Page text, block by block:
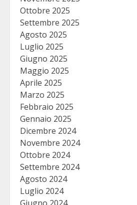
Ottobre 2025
Settembre 2025
Agosto 2025
Luglio 2025
Giugno 2025
Maggio 2025
Aprile 2025
Marzo 2025
Febbraio 2025
Gennaio 2025
Dicembre 2024
Novembre 2024
Ottobre 2024
Settembre 2024
Agosto 2024
Luglio 2024